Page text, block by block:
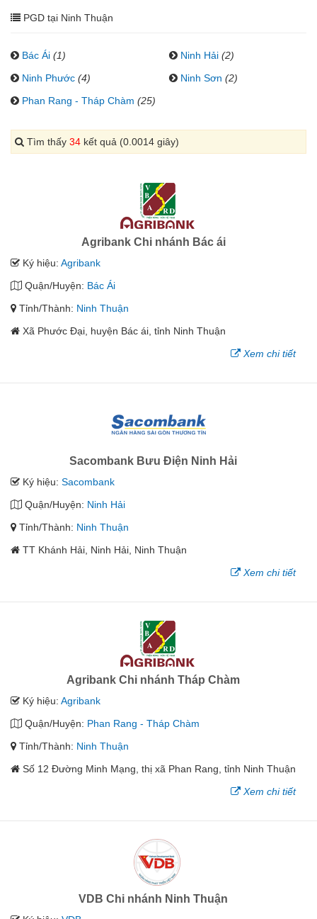
PGD tại Ninh Thuận
Bác Ái (1) Ninh Hải (2)
Ninh Phước (4) Ninh Sơn (2)
Phan Rang - Tháp Chàm (25)
Tìm thấy 34 kết quả (0.0014 giây)
Agribank Chi nhánh Bác ái
Ký hiệu: Agribank
Quận/Huyện: Bác Ái
Tỉnh/Thành: Ninh Thuận
Xã Phước Đại, huyện Bác ái, tỉnh Ninh Thuận
Xem chi tiết
Sacombank Bưu Điện Ninh Hải
Ký hiệu: Sacombank
Quận/Huyện: Ninh Hải
Tỉnh/Thành: Ninh Thuận
TT Khánh Hải, Ninh Hải, Ninh Thuận
Xem chi tiết
Agribank Chi nhánh Tháp Chàm
Ký hiệu: Agribank
Quận/Huyện: Phan Rang - Tháp Chàm
Tỉnh/Thành: Ninh Thuận
Số 12 Đường Minh Mạng, thị xã Phan Rang, tỉnh Ninh Thuận
Xem chi tiết
VDB Chi nhánh Ninh Thuận